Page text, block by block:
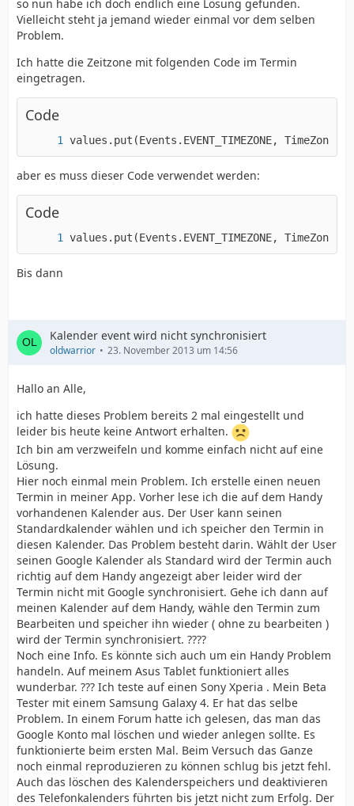
so nun habe ich doch endlich eine Lösung gefunden.
Vielleicht steht ja jemand wieder einmal vor dem selben
Problem.
Ich hatte die Zeitzone mit folgenden Code im Termin
eingetragen.
Code
values.put(Events.EVENT_TIMEZONE,
aber es muss dieser Code verwendet werden:
Code
values.put(Events.EVENT_TIMEZONE,
Bis dann
Kalender event wird nicht synchronisiert
oldwarrior 23. November 2013 um 14:56
Hallo an Alle,
ich hatte dieses Problem bereits 2 mal eingestellt und
leider bis heute keine Antwort erhalten.
Ich bin am verzweifeln und komme einfach nicht auf eine
Lösung.
Hier noch einmal mein Problem. Ich erstelle einen neuen
Termin in meiner App. Vorher lese ich die auf dem Handy
vorhandenen Kalender aus. Der User kann seinen
Standardkalender wählen und ich speicher den Termin in
diesen Kalender. Das Problem besteht darin. Wählt der User
seinen Google Kalender als Standard wird der Termin auch
richtig auf dem Handy angezeigt aber leider wird der
Termin nicht mit Google synchronisiert. Gehe ich dann auf
meinen Kalender auf dem Handy, wähle den Termin zum
Bearbeiten und speicher ihn wieder ( ohne zu bearbeiten )
wird der Termin synchronisiert. ????
Noch eine Info. Es könnte sich auch um ein Handy Problem
handeln. Auf meinem Asus Tablet funktioniert alles
wunderbar. ??? Ich teste auf einen Sony Xperia . Mein Beta
Tester mit einem Samsung Galaxy 4. Er hat das selbe
Problem. In einem Forum hatte ich gelesen, das man das
Google Konto mal löschen und wieder anlegen sollte. Es
funktionierte beim ersten Mal. Beim Versuch das Ganze
noch einmal reproduzieren zu können schlug bis jetzt fehl.
Auch das löschen des Kalenderspeichers und deaktivieren
des Telefonkalenders führten bis jetzt nicht zum Erfolg. Der